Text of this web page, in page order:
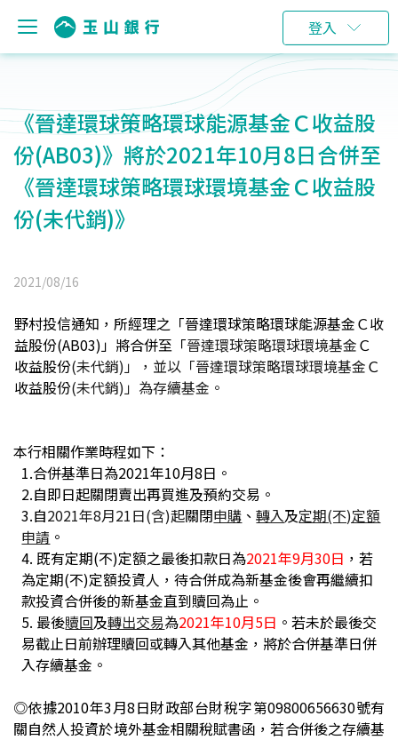
登入
《晉達環球策略環球能源基金Ｃ收益股
份(AB03)》將於2021年10月8日合併至
《晉達環球策略環球環境基金Ｃ收益股
份(未代銷)》
2021/08/16
野村投信通知，所經理之「晉達環球策略環球能源基金Ｃ收
益股份(AB03)」將合併至「晉達環球策略環球環境基金Ｃ
收益股份(未代銷)」，並以「晉達環球策略環球環境基金Ｃ
收益股份(未代銷)」為存續基金。
本行相關作業時程如下：
1.合併基準日為2021年10月8日。
2.自即日起關閉賣出再買進及預約交易。
3.自2021年8月21日(含)起關閉申購 、轉入及定期(不)定額
申請 。
4. 既有定期(不)定額之最後扣款日為2021年9月30日 ，若
為定期(不)定額投資人，待合併成為新基金後會再繼續扣
款投資合併後的新基金直到贖回為止。
5. 最後贖回及轉出交易為2021年10月5日 。若未於最後交
易截止日前辦理贖回或轉入其他基金，將於合併基準日併
入存續基金。
◎依據2010年3月8日財政部台財稅字第09800656630號有
關自然人投資於境外基金相關稅賦書函，若合併後之存續基